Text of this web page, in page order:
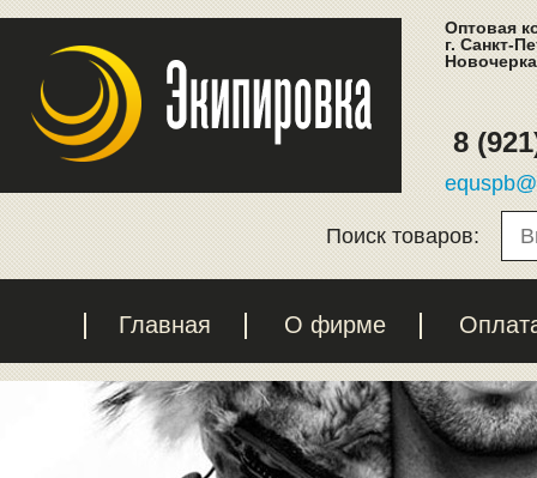
Оптовая
г. Санкт-
8
Поиск товаров:
Главная О фирме